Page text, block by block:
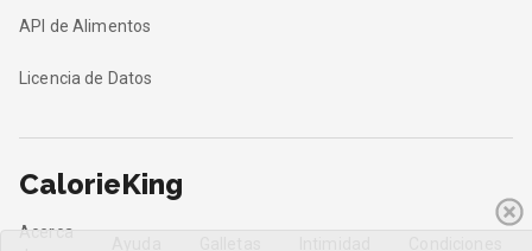
API de Alimentos
Licencia de Datos
CalorieKing
Acerca